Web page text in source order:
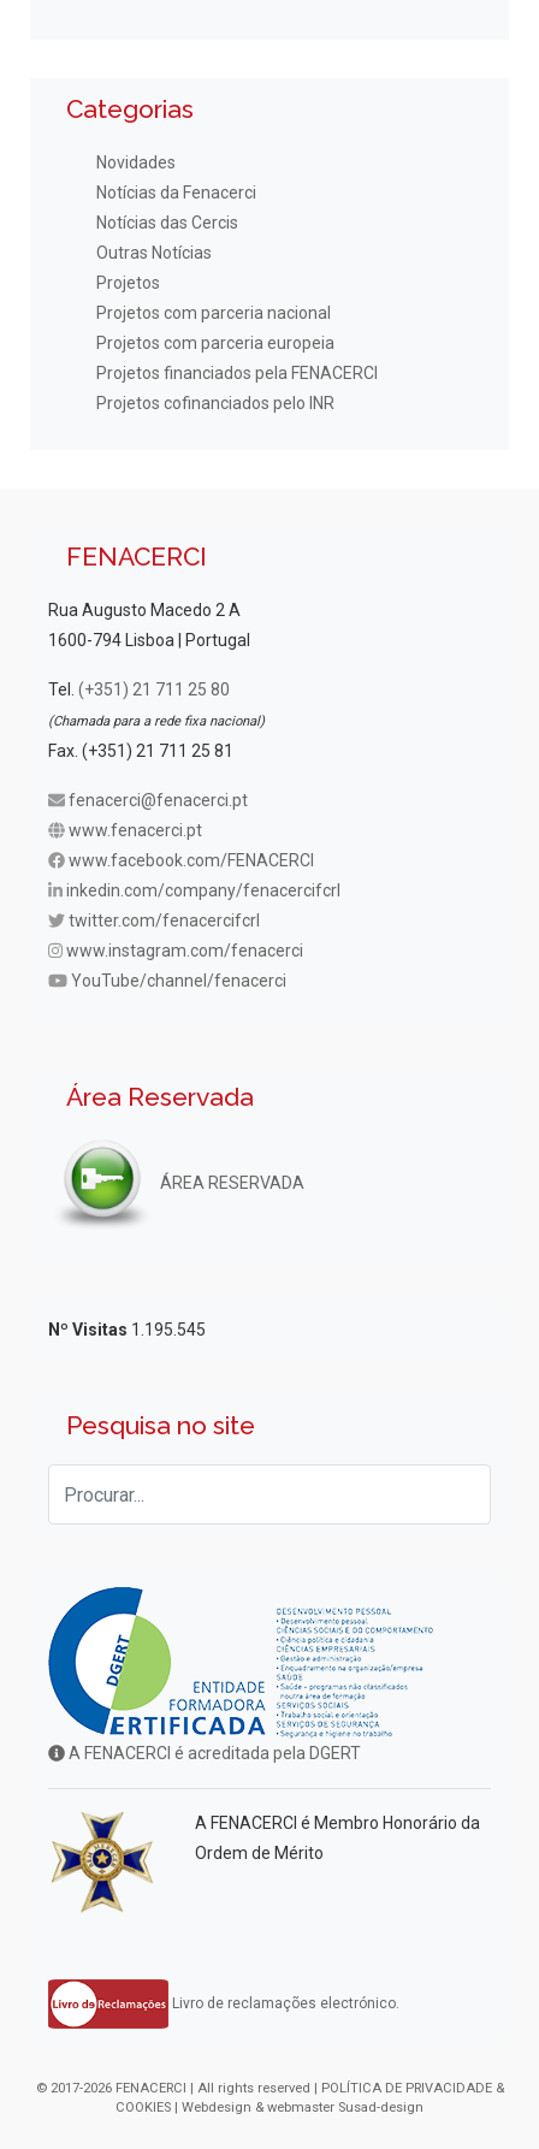
Categorias
Novidades
Notícias da Fenacerci
Notícias das Cercis
Outras Notícias
Projetos
Projetos com parceria nacional
Projetos com parceria europeia
Projetos financiados pela FENACERCI
Projetos cofinanciados pelo INR
FENACERCI
Rua Augusto Macedo 2 A
1600-794 Lisboa | Portugal
Tel. (+351) 21 711 25 80
(Chamada para a rede fixa nacional)
Fax. (+351) 21 711 25 81
fenacerci@fenacerci.pt
www.fenacerci.pt
www.facebook.com/FENACERCI
inkedin.com/company/fenacercifcrl
twitter.com/fenacercifcrl
www.instagram.com/fenacerci
YouTube/channel/fenacerci
Área Reservada
ÁREA RESERVADA
Nº Visitas 1.195.545
Pesquisa no site
A FENACERCI é acreditada pela DGERT
A FENACERCI é Membro Honorário da
Ordem de Mérito
Livro de reclamações electrónico.
© 2017-2026 FENACERCI | All rights reserved |
POLÍTICA DE PRIVACIDADE &
COOKIES | Webdesign & webmaster Susad-design